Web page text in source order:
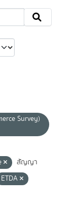
Survey)
สัญญา
ETDA